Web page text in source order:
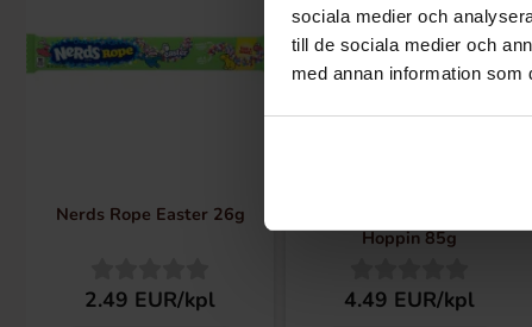
sociala medier och
till de sociala medier och
med annan information
Nerds Rope Easter 26g
2.49 EUR/kpl
Hoppin 85g
4.49 EUR/kpl